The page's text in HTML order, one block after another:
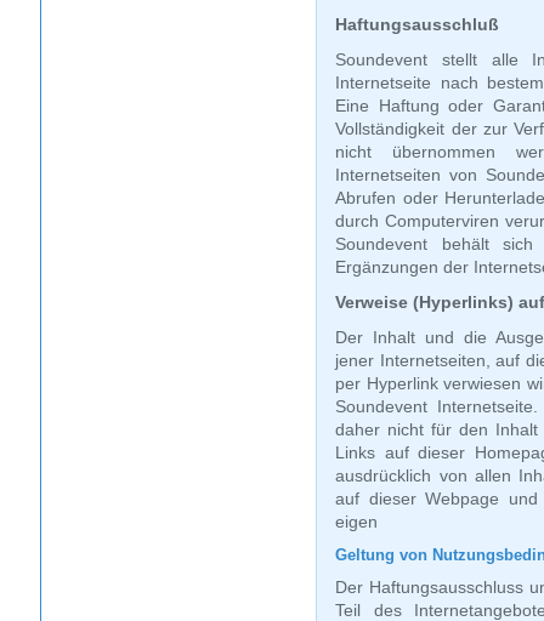
Haftungsausschluß
Soundevent stellt alle
Internetseite nach
Eine Haftung oder
Vollständigkeit der zur
nicht übernommen
Internetseiten von
Abrufen oder
durch Computerviren
Soundevent behält
Ergänzungen der
Verweise (Hyperlinks)
Der Inhalt und die
jener Internetseiten, auf
per Hyperlink verwiesen
Soundevent
daher nicht für den
Links auf dieser
ausdrücklich von allen
auf dieser Webpage
eigen
Geltung von
Der Haftungsausschluss
Teil des